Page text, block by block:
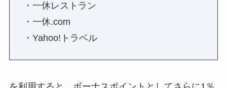
・一休レストラン
・一休.com
・Yahoo!トラベル